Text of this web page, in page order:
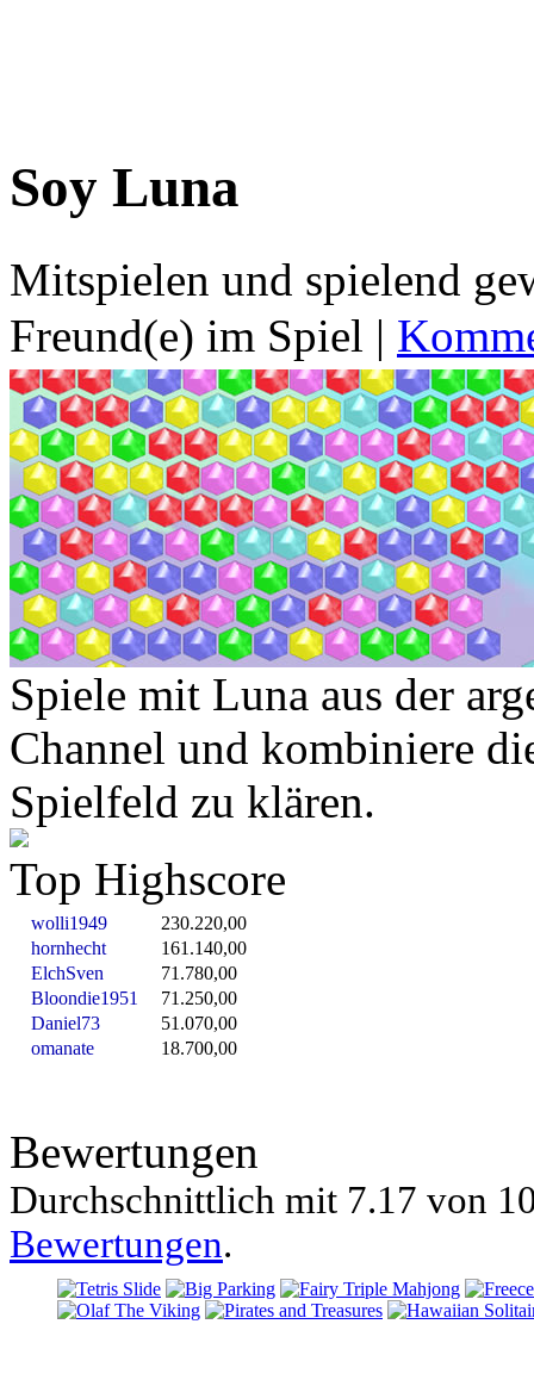
Soy Luna
Mitspielen und spielend
Freund(e) im Spiel |
Spiele mit Luna aus der
Channel und kombiniere
Spielfeld zu klären.
Top Highscore
wolli1949
230.220,00
hornhecht
161.140,00
ElchSven
71.780,00
Bloondie1951
71.250,00
Daniel73
51.070,00
omanate
18.700,00
Bewertungen
Durchschnittlich mit 7.17 von
Bewertungen.